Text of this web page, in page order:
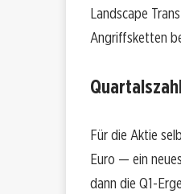
Landscape
Angriffsketten
Für die Aktie
Euro — ein
dann die Q1-